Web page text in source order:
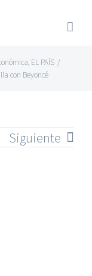
, EL PAÍS /
con Beyoncé
Siguiente